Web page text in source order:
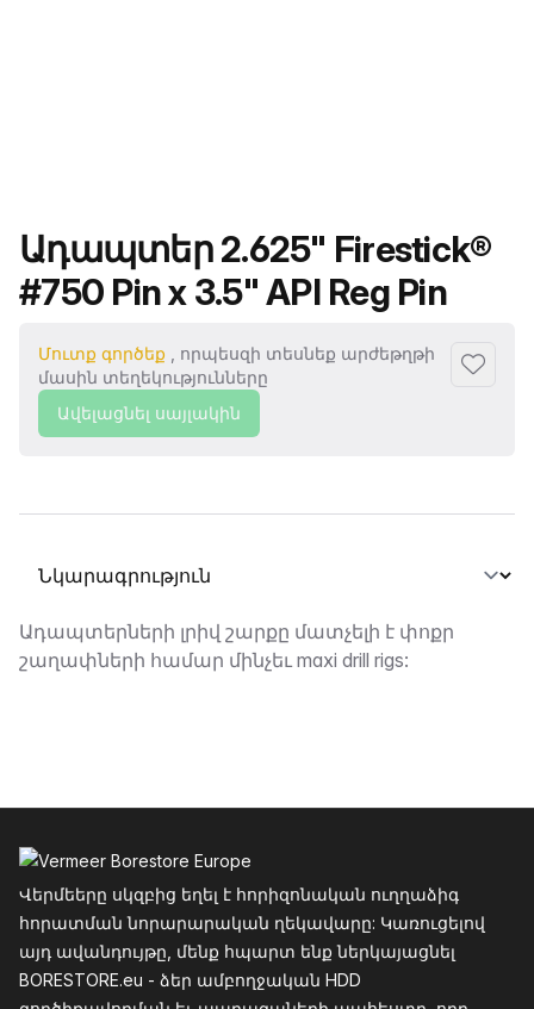
Ապրանքի անվանումը
Ադապտեր 2.625" Firestick®
#750 Pin x 3.5" API Reg Pin
Մուտք գործեք , որպեսզի տեսնեք արժեթղթի
մասին տեղեկությունները
Ավելացնել սայլակին
Ընտրել տաբ
Նկարագրություն
Ադապտերների լրիվ շարքը մատչելի է փոքր
շաղափների համար մինչեւ maxi drill rigs:
Վերմեերը սկզբից եղել է հորիզոնական ուղղաձիգ
հորատման նորարարական ղեկավարը: Կառուցելով
այդ ավանդույթը, մենք հպարտ ենք ներկայացնել
BORESTORE.eu - ձեր ամբողջական HDD